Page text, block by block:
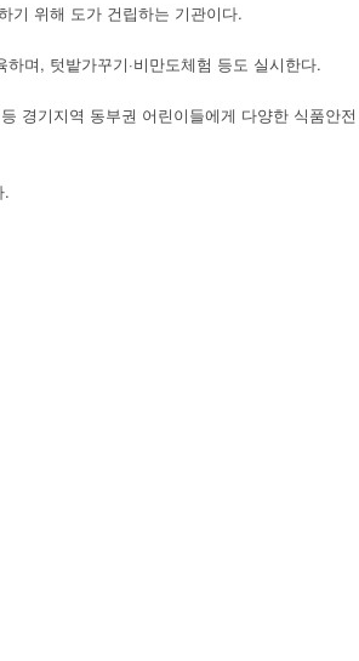
기 위해 도가 건립하는 기관이다.
며, 텃밭가꾸기·비만도체험 등도 실시한다.
기지역 동부권 어린이들에게 다양한 식품안
.